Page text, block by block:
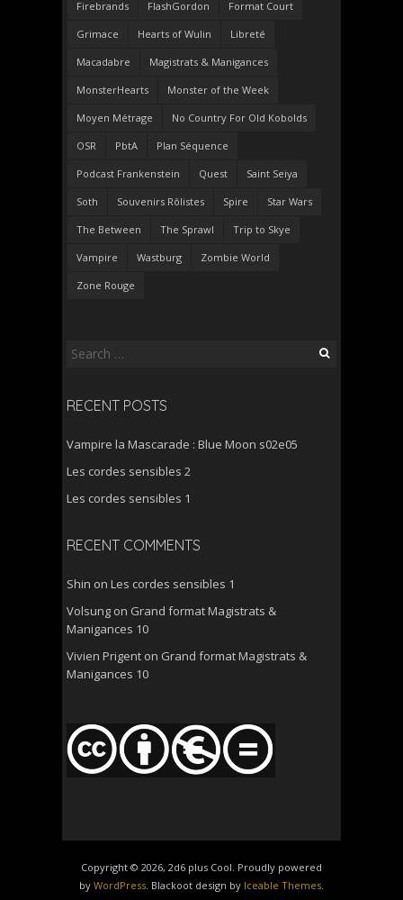
Firebrands FlashGordon Format Court
Grimace Hearts of Wulin Libreté
Macadabre Magistrats & Manigances
MonsterHearts Monster of the Week
Moyen Métrage No Country For Old Kobolds
OSR PbtA Plan Séquence
Podcast Frankenstein Quest Saint Seiya
Soth Souvenirs Rôlistes Spire Star Wars
The Between The Sprawl Trip to Skye
Vampire Wastburg Zombie World
Zone Rouge
Search
RECENT POSTS
Vampire la Mascarade : Blue Moon s02e05
Les cordes sensibles 2
Les cordes sensibles 1
RECENT COMMENTS
Shin on Les cordes sensibles 1
Volsung on Grand format Magistrats &
Manigances 10
Vivien Prigent on Grand format Magistrats &
Manigances 10
Copyright © 2026, 2d6 plus Cool. Proudly powered
by WordPress . Blackoot design by Iceable Themes